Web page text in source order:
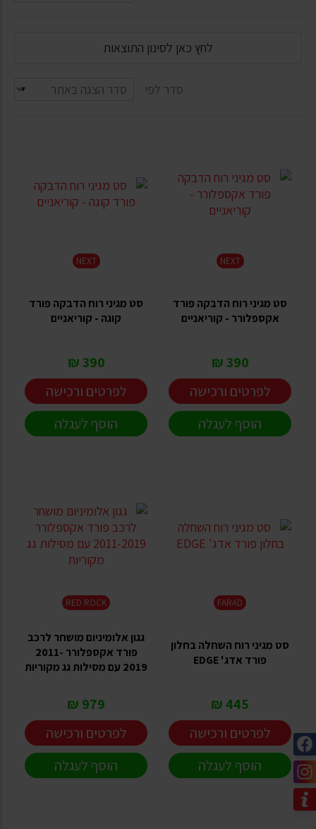
לחץ כאן לסינון התוצאות
סדר לפי
NEXT
סט מגיני רוח הדבקה פורד
אקספלורר - קוריאניים
390 ₪
לפרטים ורכישה
הוסף לעגלה
NEXT
סט מגיני רוח הדבקה פורד
קוגה - קוריאניים
390 ₪
לפרטים ורכישה
הוסף לעגלה
FARAD
סט מגיני רוח השחלה בחלון
פורד אדג' EDGE
445 ₪
לפרטים ורכישה
הוסף לעגלה
RED ROCK
גגון אלומיניום מושחר לרכב
פורד אקספלורר 2011-
2019 עם מסילות גג מקוריות
979 ₪
לפרטים ורכישה
הוסף לעגלה